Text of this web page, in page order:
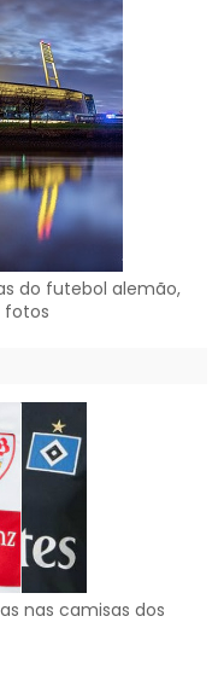
do futebol alemão,
fotos
nas camisas dos